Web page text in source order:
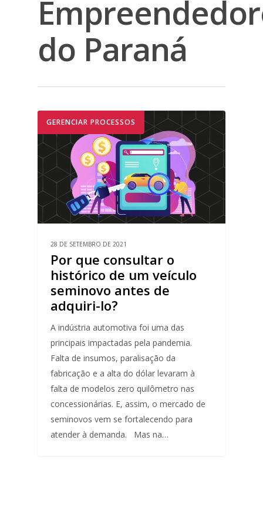
do Paraná
GERENCIAR PROCESSOS
28 DE SETEMBRO DE 2021
Por que consultar o
histórico de um veículo
seminovo antes de
adquiri-lo?
A indústria automotiva foi uma das
principais impactadas pela pandemia.
Falta de insumos, paralisação da
fabricação e a alta do dólar levaram à
falta de modelos zero quilômetro nas
concessionárias. E, assim, o mercado de
seminovos vem se fortalecendo para
atender à demanda. Mas na…